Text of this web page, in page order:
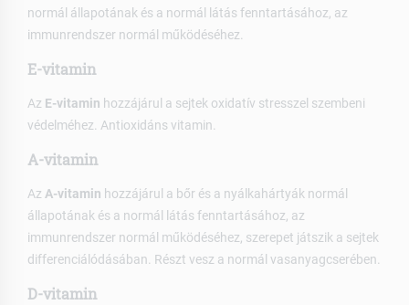
normál állapotának és a normál látás fenntartásához, az
immunrendszer normál működéséhez.
E-vitamin
Az E-vitamin hozzájárul a sejtek oxidatív stresszel szembeni
védelméhez. Antioxidáns vitamin.
A-vitamin
Az A-vitamin hozzájárul a bőr és a nyálkahártyák normál
állapotának és a normál látás fenntartásához, az
immunrendszer normál működéséhez, szerepet játszik a sejtek
differenciálódásában. Részt vesz a normál vasanyagcserében.
D-vitamin